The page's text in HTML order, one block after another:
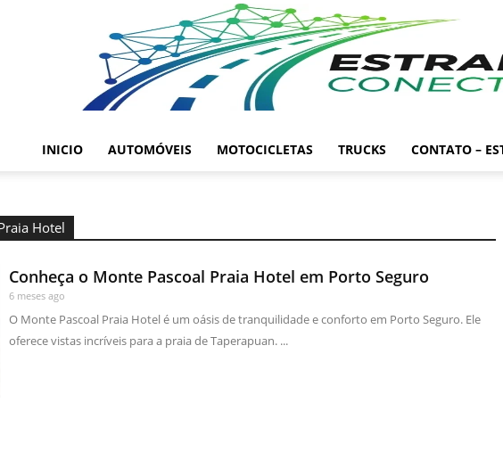
INICIO AUTOMÓVEIS MOTOCICLETAS TRUCKS CONTATO –
Hotel
Conheça o Monte Pascoal Praia Hotel em Porto Seguro
6 meses ago
O Monte Pascoal Praia Hotel é um oásis de tranquilidade e conforto em Porto Seguro. Ele
oferece vistas incríveis para a praia de Taperapuan. ...